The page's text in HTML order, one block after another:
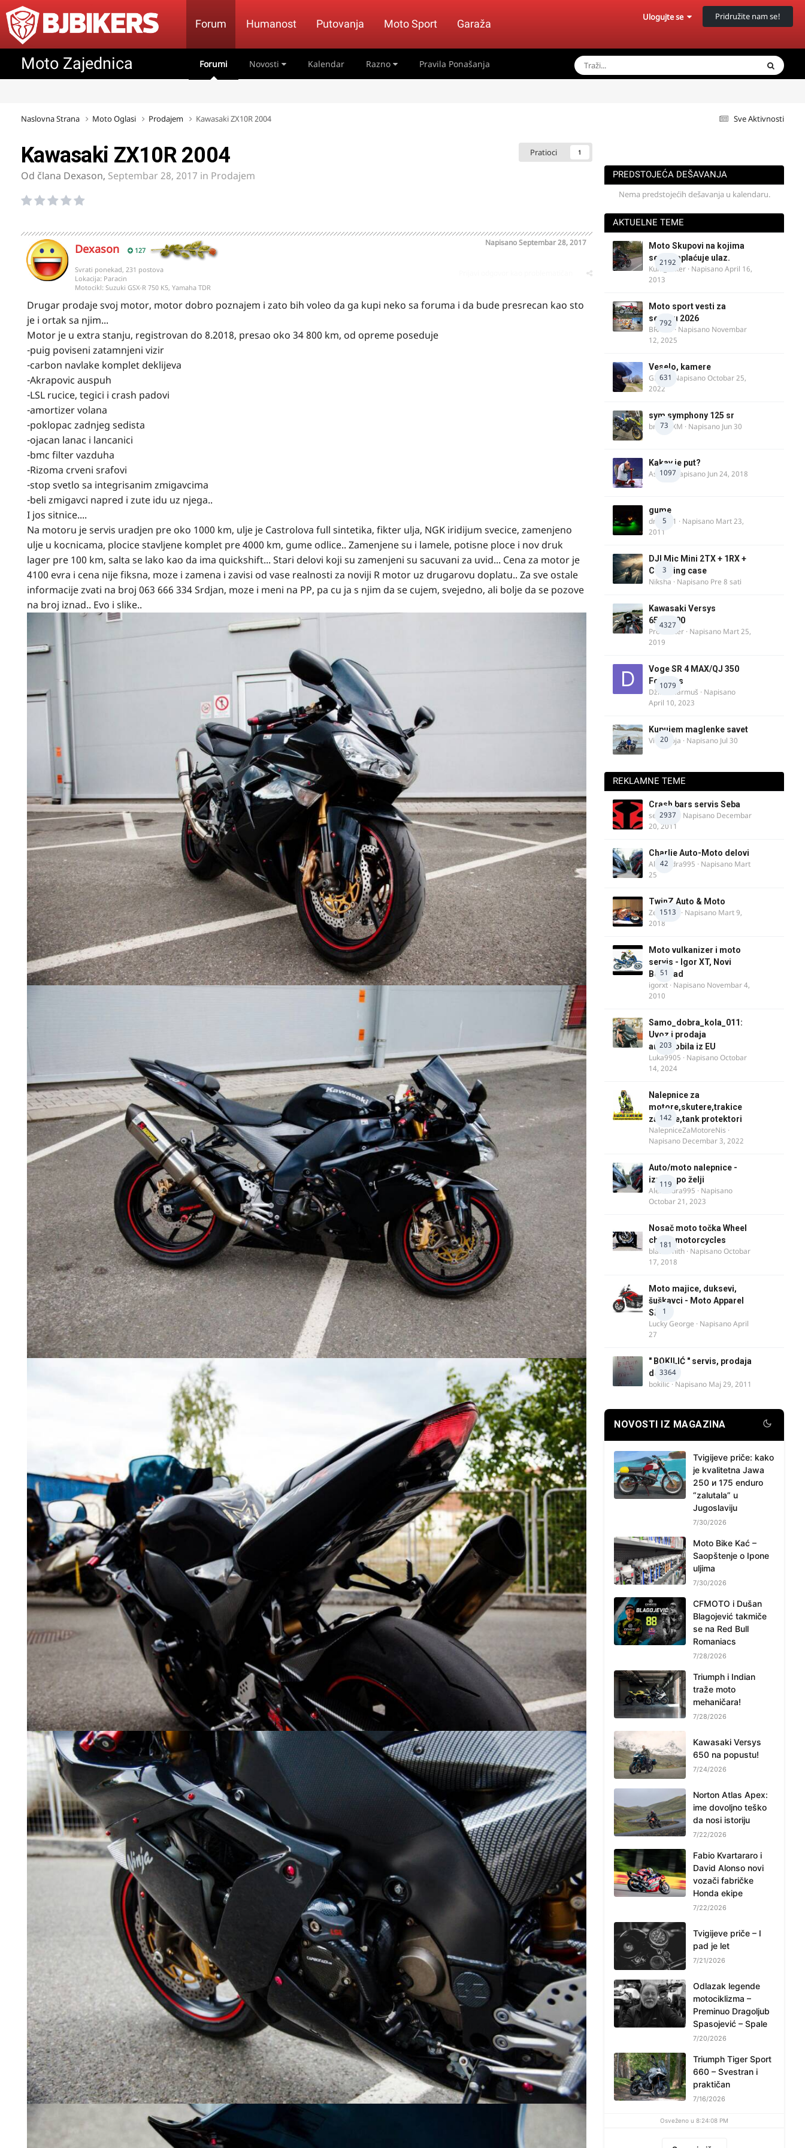
Forum Humanost Putovanja Moto Sport Garaža
Ulogujte se Pridružite nam se!
Moto Zajednica Forumi Novosti Kalendar Razno Pravila Ponašanja
Sve Aktivnosti
Naslovna Strana Moto Oglasi Prodajem Kawasaki ZX10R 2004
Pratioci 1
Kawasaki ZX10R 2004
Od člana Dexason, Septembar 28, 2017 in Prodajem
Dexason 127
NapisanoSeptembar 28, 2017
Svrati ponekad, 231 postova
Lokacija: Paracin
Motocikl: Suzuki GSX-R 750 K5, Yamaha TDR
Drugar prodaje svoj motor, motor dobro poznajem i zato bih voleo da ga kupi neko sa foruma i da bude presrecan kao sto
je i ortak sa njim...
Motor je u extra stanju, registrovan do 8.2018, presao oko 34 800 km, od opreme poseduje
-puig poviseni zatamnjeni vizir
-carbon navlake komplet deklijeva
-Akrapovic auspuh
-LSL rucice, tegici i crash padovi
-amortizer volana
-poklopac zadnjeg sedista
-ojacan lanac i lancanici
-bmc filter vazduha
-Rizoma crveni srafovi
-stop svetlo sa integrisanim zmigavcima
-beli zmigavci napred i zute idu uz njega..
I jos sitnice....
Na motoru je servis uradjen pre oko 1000 km, ulje je Castrolova full sintetika, fikter ulja, NGK iridijum svecice, zamenjeno
ulje u kocnicama, plocice stavljene komplet pre 4000 km, gume odlice.. Zamenjene su i lamele, potisne ploce i nov druk
lager pre 100 km, salta se lako kao da ima quickshift... Stari delovi koji su zamenjeni su sacuvani za uvid... Cena za motor je
4100 evra i cena nije fiksna, moze i zamena i zavisi od vase realnosti za noviji R motor uz drugarovu doplatu.. Za sve ostale
informacije zvati na broj 063 666 334 Srdjan, moze i meni na PP, pa cu ja s njim da se cujem, svejedno, ali bolje da se pozove
na broj iznad.. Evo i slike..
PREDSTOJEĆA DEŠAVANJA
Nema predstojećih dešavanja u kalendaru.
AKTUELNE TEME
2192
Moto Skupovi na kojima
se ne naplaćuje ulaz.
Kum_Mixer · NapisanoApril 16,
2013
792
Moto sport vesti za
sezonu 2026
BRACO · Napisano Novembar
12, 2025
631
Veselo, kamere
GR 46· NapisanoOctobar 25,
2022
73
sym symphony 125 sr
brankoXM · Napisano Jun 30
1097
Kakav je put?
Astral· Napisano Jun 24, 2018
5
gume
dragan1 · Napisano Mart 23,
2011
3
DJI Mic Mini 2TX + 1RX +
Charging case
Niksha · Napisano Pre 8 sati
4327
Kawasaki Versys
650/1000
ProMaster · Napisano Mart 25,
2019
1079
Voge SR 4 MAX/QJ 350
Fortress
Džim Džarmuš · Napisano
April 10, 2023
20
Kupujem maglenke savet
Vitez Koja · Napisano Jul 30
REKLAMNE TEME
2937
Crash bars servis Seba
seba011 · Napisano Decembar
20, 2011
42
Charlie Auto-Moto delovi
Alexandra995 · Napisano Mart
25
1513
TwinZ Auto & Moto
Zeljkamp · Napisano Mart 9,
2018
51
Moto vulkanizer i moto
servis - Igor XT, Novi
Beograd
igorxt · Napisano Novembar 4,
2010
203
Samo_dobra_kola_011:
Uvoz i prodaja
automobila iz EU
Luka9905 · NapisanoOctobar
14, 2024
142
Nalepnice za
motore,skutere,trakice
za felne,tank protektori
NalepniceZaMotoreNis ·
Napisano Decembar 3, 2022
119
Auto/moto nalepnice -
izrada po želji
Alexandra995 · Napisano
Octobar 21, 2023
181
Nosač moto točka Wheel
chock motorcycles
blacksmith · NapisanoOctobar
17, 2018
1
Moto majice, duksevi,
šuškavci - Moto Apparel
SRB
Lucky George · NapisanoApril
27
3364
" BOKILIĆ " servis, prodaja
delova
bokilic · Napisano Maj 29, 2011
NOVOSTI IZ MAGAZINA
Tvigijeve priče: kako
je kvalitetna Jawa
250 и 175 enduro
“zalutala” u
Jugoslaviju
7/30/2026
Moto Bike Kać –
Saopštenje o Ipone
uljima
7/30/2026
CFMOTO i Dušan
Blagojević takmiče
se na Red Bull
Romaniacs
7/28/2026
Triumph i Indian
traže moto
mehaničara!
7/28/2026
Kawasaki Versys
650 na popustu!
7/24/2026
Norton Atlas Apex:
ime dovoljno teško
da nosi istoriju
7/22/2026
Fabio Kvartararo i
David Alonso novi
vozači fabričke
Honda ekipe
7/22/2026
Tvigijeve priče – I
pad je let
7/21/2026
Odlazak legende
motociklizma –
Preminuo Dragoljub
Spasojević – Spale
7/20/2026
Triumph Tiger Sport
660 – Svestran i
praktičan
7/16/2026
Osveženo u 8:24:08 PM